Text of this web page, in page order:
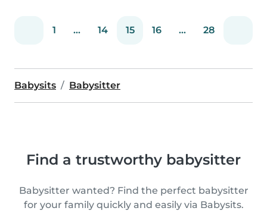
1 ... 14 15 16 ... 28
Babysits Babysitter
Find a trustworthy babysitter
Babysitter wanted? Find the perfect babysitter
for your family quickly and easily via Babysits.